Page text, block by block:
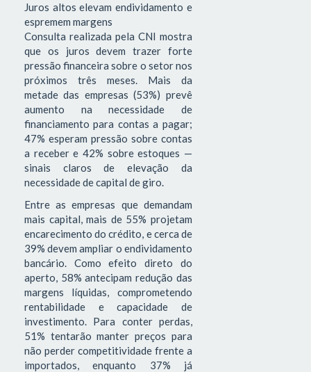
Juros altos elevam endividamento e
espremem margens
Consulta realizada pela CNI mostra
que os juros devem trazer forte
pressão financeira sobre o setor nos
próximos três meses. Mais da
metade das empresas (53%) prevê
aumento na necessidade de
financiamento para contas a pagar;
47% esperam pressão sobre contas
a receber e 42% sobre estoques —
sinais claros de elevação da
necessidade de capital de giro.
Entre as empresas que demandam
mais capital, mais de 55% projetam
encarecimento do crédito, e cerca de
39% devem ampliar o endividamento
bancário. Como efeito direto do
aperto, 58% antecipam redução das
margens líquidas, comprometendo
rentabilidade e capacidade de
investimento. Para conter perdas,
51% tentarão manter preços para
não perder competitividade frente a
importados, enquanto 37% já